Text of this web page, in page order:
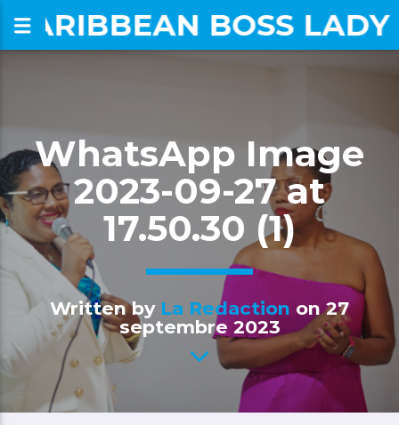
CARIBBEAN BOSS LADY
WhatsApp Image
2023-09-27 at
17.50.30 (1)
Written by La Redaction on 27
septembre 2023